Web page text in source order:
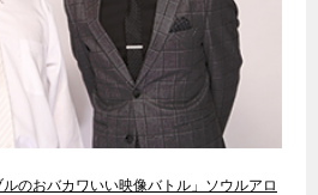
のおバカワいい映像バトル」ソウルアロ